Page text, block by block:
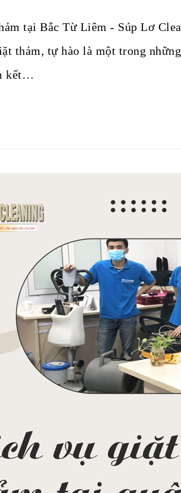
tại Bắc Từ Liêm - Súp Lơ
thảm, tự hào là một trong
kết…